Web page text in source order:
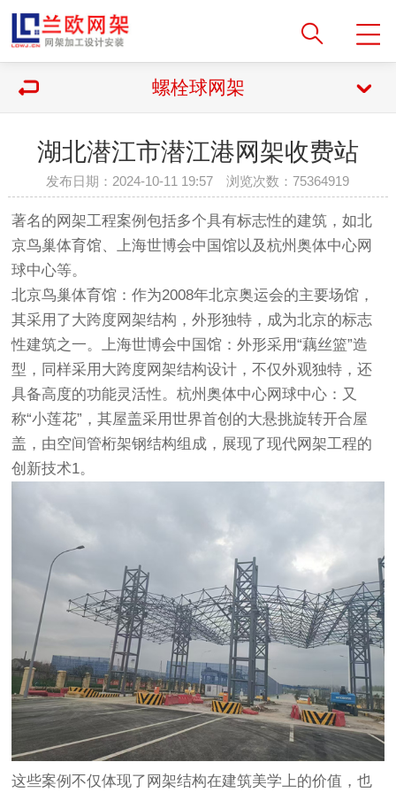
螺栓球网架
湖北潜江市潜江港网架收费站
发布日期：2024-10-11 19:57 浏览次数：75364919
著名的网架工程案例包括多个具有标志性的建筑，如‌北
京鸟巢体育馆‌、‌上海世博会中国馆‌以及‌杭州奥体中心网
球中心‌等。
‌北京鸟巢体育馆‌：作为2008年北京奥运会的主要场馆，
其采用了大跨度网架结构，外形独特，成为北京的标志
性建筑之一。‌上海世博会中国馆‌：外形采用“藕丝篮”造
型，同样采用大跨度网架结构设计，不仅外观独特，还
具备高度的功能灵活性。‌杭州奥体中心网球中心‌：又
称“小莲花”，其屋盖采用世界首创的大悬挑旋转开合屋
盖，由空间管桁架钢结构组成，展现了现代网架工程的
创新技术‌1。
这些案例不仅体现了网架结构在建筑美学上的价值，也